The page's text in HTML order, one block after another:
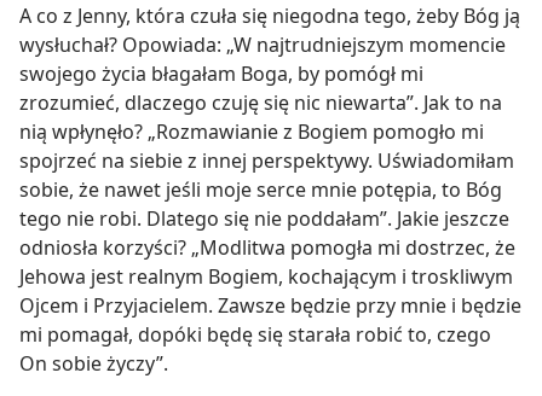
A co z Jenny, która czuła się niegodna tego, żeby Bóg ją
wysłuchał? Opowiada: „W najtrudniejszym momencie
swojego życia błagałam Boga, by pomógł mi
zrozumieć, dlaczego czuję się nic niewarta”. Jak to na
nią wpłynęło? „Rozmawianie z Bogiem pomogło mi
spojrzeć na siebie z innej perspektywy. Uświadomiłam
sobie, że nawet jeśli moje serce mnie potępia, to Bóg
tego nie robi. Dlatego się nie poddałam”. Jakie jeszcze
odniosła korzyści? „Modlitwa pomogła mi dostrzec, że
Jehowa jest realnym Bogiem, kochającym i troskliwym
Ojcem i Przyjacielem. Zawsze będzie przy mnie i będzie
mi pomagał, dopóki będę się starała robić to, czego
On sobie życzy”.